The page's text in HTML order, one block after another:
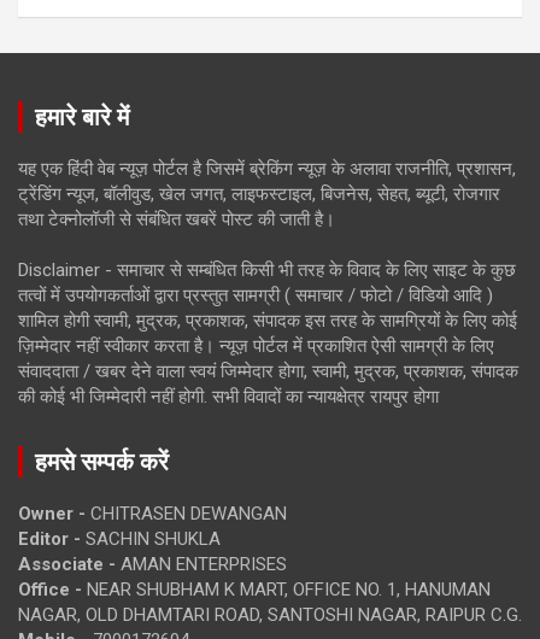
हमारे बारे में
यह एक हिंदी वेब न्यूज़ पोर्टल है जिसमें ब्रेकिंग न्यूज़ के अलावा राजनीति, प्रशासन,
ट्रेंडिंग न्यूज, बॉलीवुड, खेल जगत, लाइफस्टाइल, बिजनेस, सेहत, ब्यूटी, रोजगार
तथा टेक्नोलॉजी से संबंधित खबरें पोस्ट की जाती है।
Disclaimer - समाचार से सम्बंधित किसी भी तरह के विवाद के लिए साइट के कुछ
तत्वों में उपयोगकर्ताओं द्वारा प्रस्तुत सामग्री ( समाचार / फोटो / विडियो आदि )
शामिल होगी स्वामी, मुद्रक, प्रकाशक, संपादक इस तरह के सामग्रियों के लिए कोई
ज़िम्मेदार नहीं स्वीकार करता है। न्यूज़ पोर्टल में प्रकाशित ऐसी सामग्री के लिए
संवाददाता / खबर देने वाला स्वयं जिम्मेदार होगा, स्वामी, मुद्रक, प्रकाशक, संपादक
की कोई भी जिम्मेदारी नहीं होगी. सभी विवादों का न्यायक्षेत्र रायपुर होगा
हमसे सम्पर्क करें
Owner - CHITRASEN DEWANGAN
Editor - SACHIN SHUKLA
Associate - AMAN ENTERPRISES
Office - NEAR SHUBHAM K MART, OFFICE NO. 1, HANUMAN
NAGAR, OLD DHAMTARI ROAD, SANTOSHI NAGAR, RAIPUR C.G.